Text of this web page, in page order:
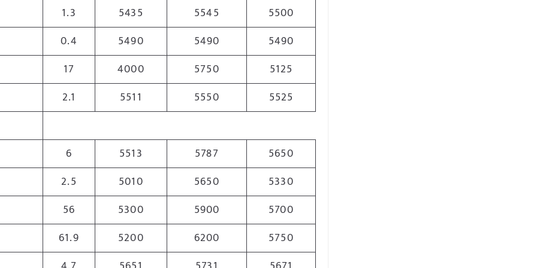
1.3 5435 5545
5500
0.4
5490 5490
5490
17
4000 5750
5125
2.1
5511 5550 5525
6 5513 5787
5650
2.5
5010 5650
5330
56
5300 5900
5700
61.9
5200 6200
5750